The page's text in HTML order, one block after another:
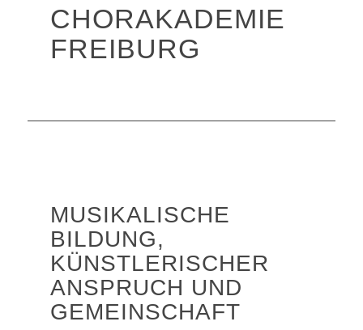
CHORAKADEMIE
FREIBURG
MUSIKALISCHE
BILDUNG,
KÜNSTLERISCHER
ANSPRUCH UND
GEMEINSCHAFT